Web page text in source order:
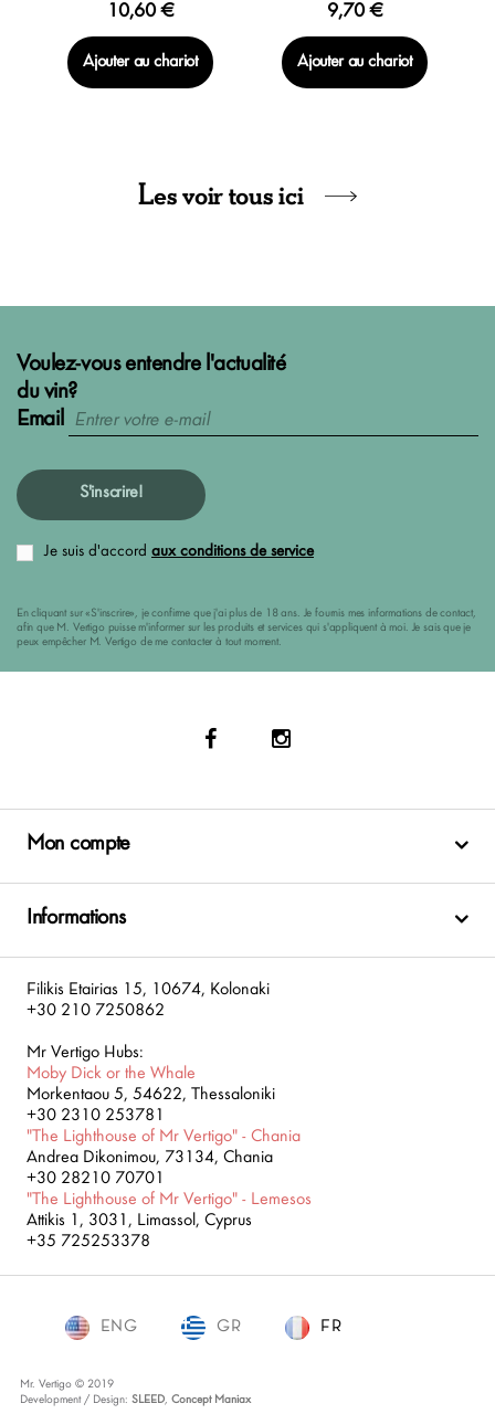
10,60 €
Ajouter au chariot
9,70 €
Ajouter au chariot
Les voir tous ici
Voulez-vous entendre l'actualité
du vin?
Email
S'inscrire!
Je suis d'accord aux conditions de service
En cliquant sur «S'inscrire», je confirme que j'ai plus de 18 ans. Je fournis mes informations de contact,
afin que M. Vertigo puisse m'informer sur les produits et services qui s'appliquent à moi. Je sais que je
peux empêcher M. Vertigo de me contacter à tout moment.
Mon compte
Informations
Filikis Etairias 15, 10674, Kolonaki
+30 210 7250862
Mr Vertigo Hubs:
Moby Dick or the Whale
Morkentaou 5, 54622, Thessaloniki
+30 2310 253781
"The Lighthouse of Mr Vertigo" - Chania
Andrea Dikonimou, 73134, Chania
+30 28210 70701
"The Lighthouse of Mr Vertigo" - Lemesos
Attikis 1, 3031, Limassol, Cyprus
+35 725253378
ENG GR FR
Mr. Vertigo © 2019
Development / Design: SLEED, Concept Maniax